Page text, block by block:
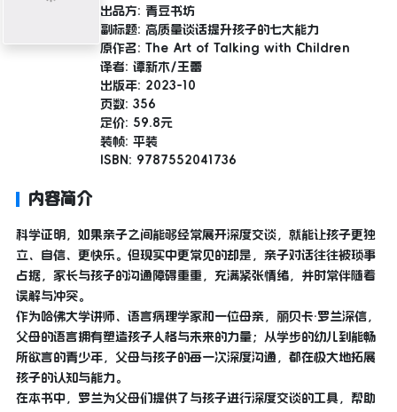
出品方: 青豆书坊
副标题: 高质量谈话提升孩子的七大能力
原作名: The Art of Talking with Children
译者: 谭新木/王蕾
出版年: 2023-10
页数: 356
定价: 59.8元
装帧: 平装
ISBN: 9787552041736
内容简介
科学证明，如果亲子之间能够经常展开深度交谈，就能让孩子更独
立、自信、更快乐。但现实中更常见的却是，亲子对话往往被琐事
占据，家长与孩子的沟通障碍重重，充满紧张情绪，并时常伴随着
误解与冲突。
作为哈佛大学讲师、语言病理学家和一位母亲，丽贝卡·罗兰深信，
父母的语言拥有塑造孩子人格与未来的力量；从学步的幼儿到能畅
所欲言的青少年，父母与孩子的每一次深度沟通，都在极大地拓展
孩子的认知与能力。
在本书中，罗兰为父母们提供了与孩子进行深度交谈的工具，帮助